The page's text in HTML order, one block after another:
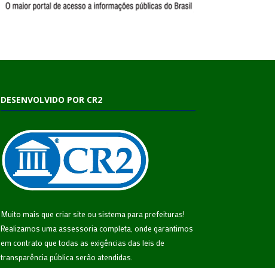
DESENVOLVIDO POR CR2
Muito mais que criar site ou sistema para prefeituras!
Realizamos uma assessoria completa, onde garantimos
em contrato que todas as exigências das leis de
transparência pública serão atendidas.